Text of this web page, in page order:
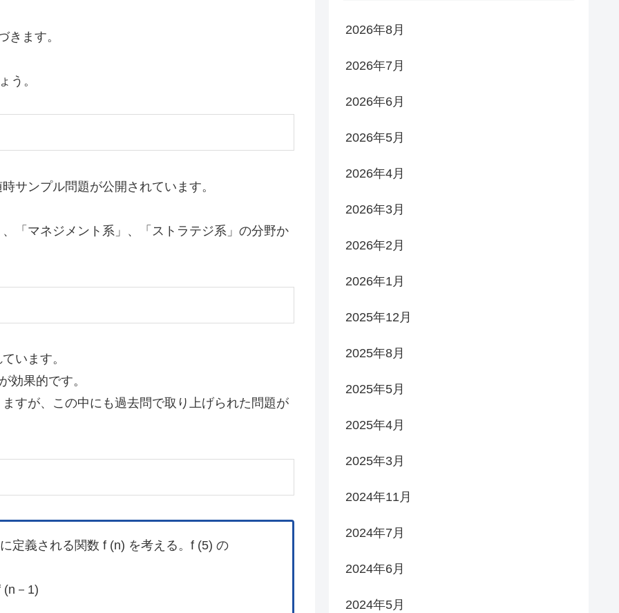
きます。
う。
サンプル問題が公開されています。
「マネジメント系」、「ストラテジ系」の分野か
います。
効果的です。
すが、この中にも過去問で取り上げられた問題が
定義される関数 f (n) を考える。f (5) の
(n－1)
2026年8月
2026年7月
2026年6月
2026年5月
2026年4月
2026年3月
2026年2月
2026年1月
2025年12月
2025年8月
2025年5月
2025年4月
2025年3月
2024年11月
2024年7月
2024年6月
2024年5月